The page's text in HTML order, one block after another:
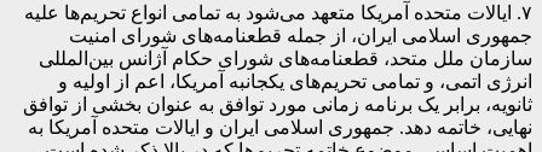
۷. ایالات متحده آمریکا متعهد می‌شود به تمامی انواع تحریم‌ها علیه
جمهوری اسلامی ایران، از جمله قطعنامه‌های شورای امنیت
سازمان ملل متحد، قطعنامه‌های شورای حکام آژانس بین‌المللی
انرژی اتمی، و تمامی تحریم‌های یکجانبه آمریکا، اعم از اولیه و
ثانویه، برابر یک برنامه زمانی مورد توافق به عنوان بخشی از توافق
نهایی، خاتمه دهد. جمهوری اسلامی ایران و ایالات متحده آمریکا به